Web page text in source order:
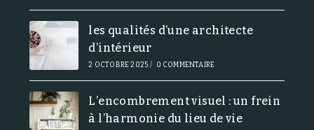
les qualités d’une architecte
d’intérieur
2 OCTOBRE 2025 / 0 COMMENTAIRE
L’encombrement visuel : un frein
à l’harmonie du lieu de vie